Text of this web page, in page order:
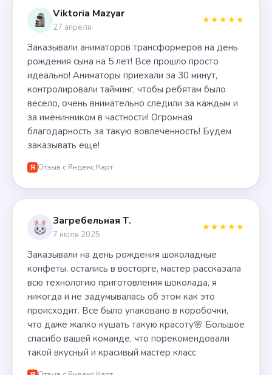
Viktoria Mazyar
27 апреля
★★★★★
Заказывали аниматоров трансформеров на день
рождения сына на 5 лет! Все прошло просто
идеально! Аниматоры приехали за 30 минут,
контролировали тайминг, чтобы ребятам было
весело, очень внимательно следили за каждым и
за именинником в частности! Огромная
благодарность за такую вовлеченность! Будем
заказывать еще!
Я Отзыв с Яндекс.Карт
Загребельная Т.
7 июля 2025
★★★★★
Заказывали на день рождения шоколадные
конфеты, остались в восторге, мастер рассказала
всю технологию приготовления шоколада, я
никогда и не задумывалась об этом как это
происходит. Все было упаковано в коробочки,
что даже жалко кушать такую красоту🌸 Большое
спасибо вашей команде, что порекомендовали
такой вкусный и красивый мастер класс